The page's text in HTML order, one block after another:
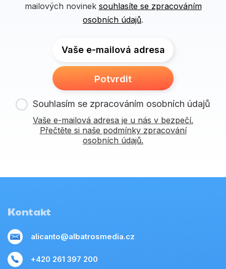
mailových novinek souhlasíte se zpracováním
osobních údajů.
Vaše e-mailová adresa
Potvrdit
Souhlasím se zpracováním osobních údajů
Vaše e-mailová adresa je u nás v bezpečí.
Přečtěte si naše podmínky zpracování
osobních údajů.
Kontakt
alicanto@albatrosmedia.cz
+420 261 397 200